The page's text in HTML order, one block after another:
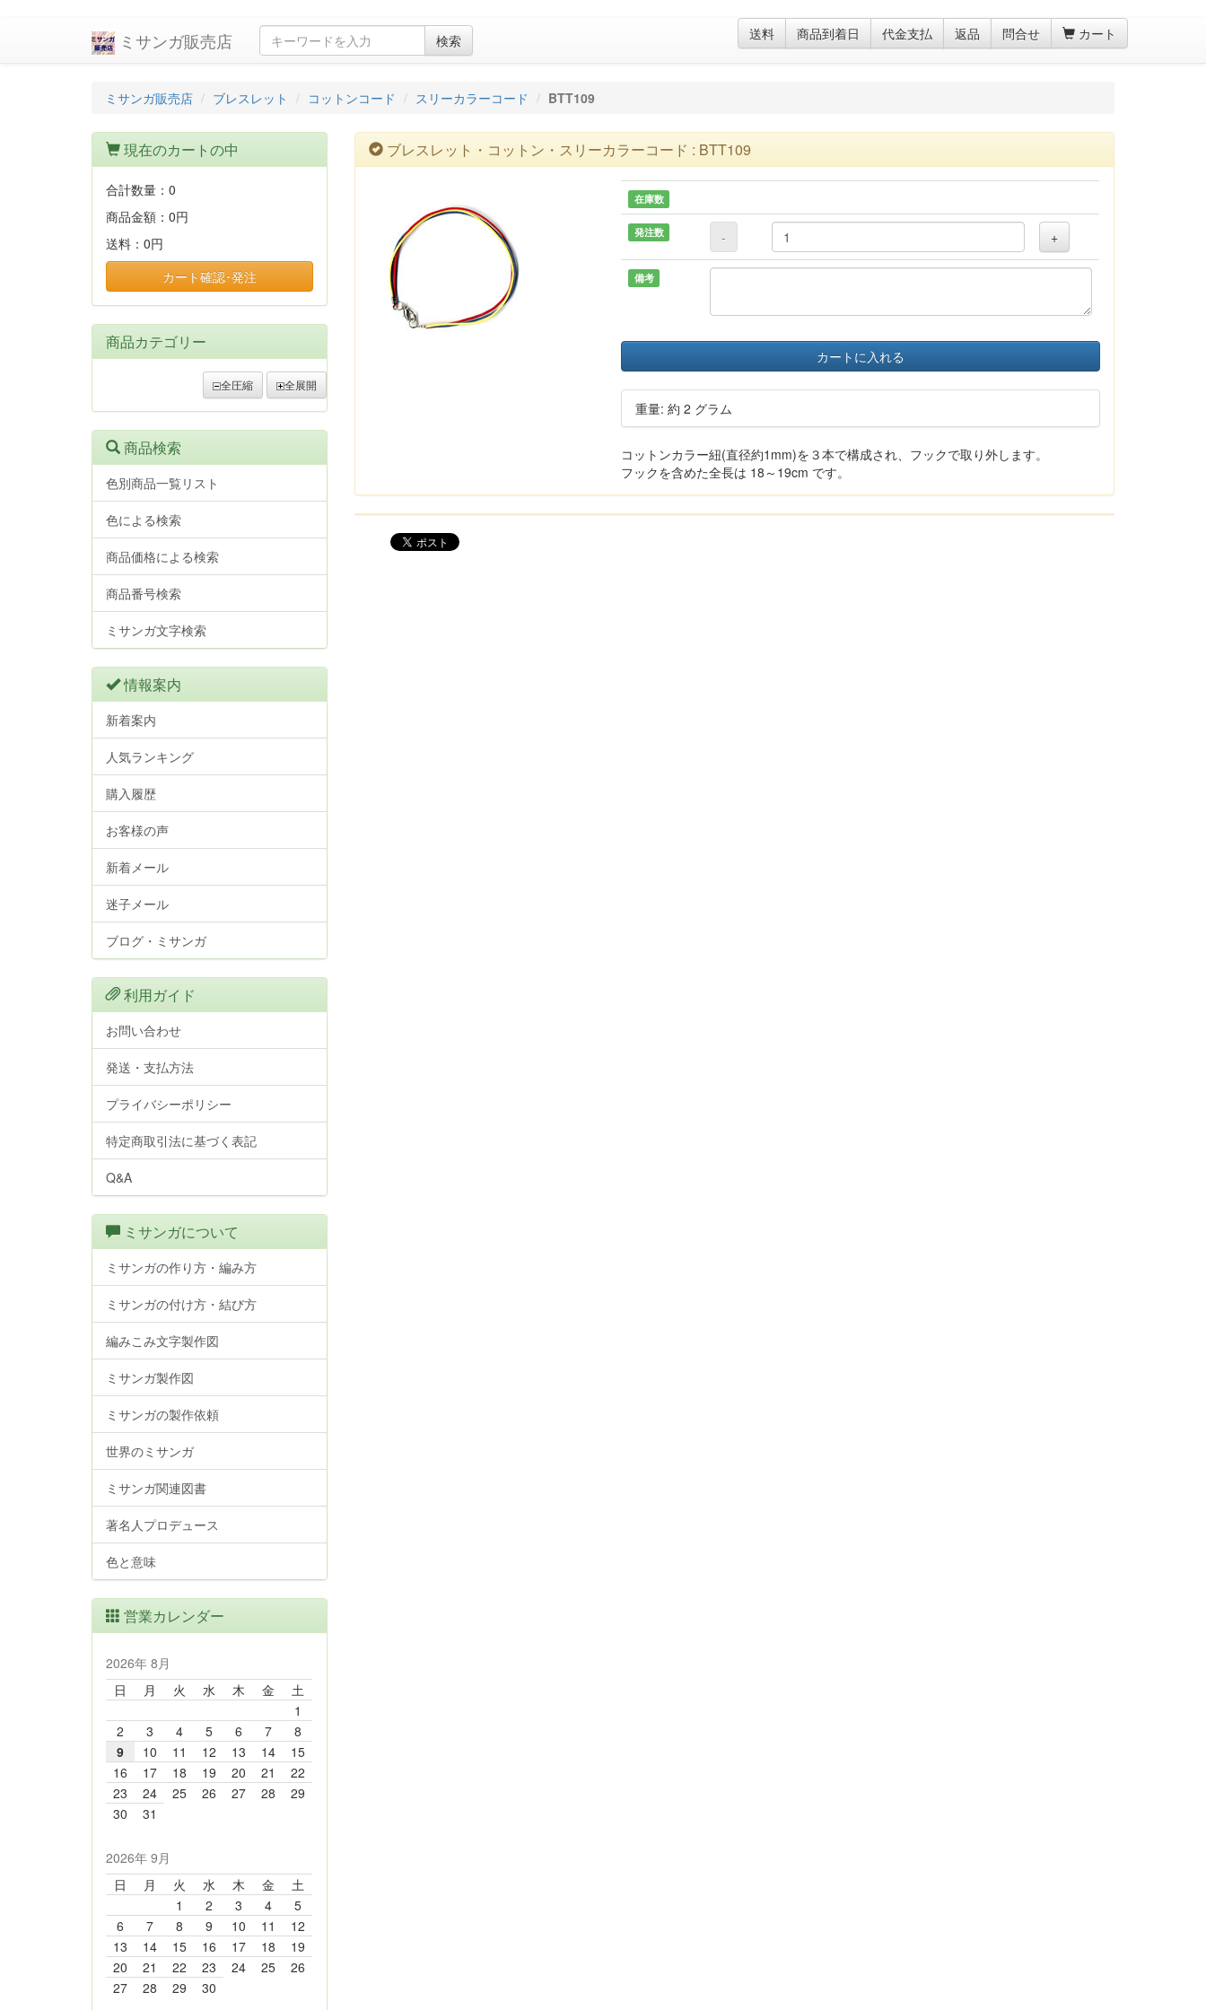
ミサンガ販売店 検索 送料 商品到着日 代金支払 返品 問合せ カート
ミサンガ販売店 ブレスレット コットンコード スリーカラーコード BTT109
ブレスレット・コットン・スリーカラーコード : BTT109
在庫数
発注数 - +
備考
カートに入れる
重量: 約 2 グラム
コットンカラー紐(直径約1mm)を３本で構成され、フックで取り外します。
フックを含めた全長は 18～19cm です。
現在のカートの中
合計数量： 0
商品金額： 0円
送料： 0円
カート確認･発注
商品カテゴリー
全圧縮 全展開
商品検索
色別商品一覧リスト
色による検索
商品価格による検索
商品番号検索
ミサンガ文字検索
情報案内
新着案内
人気ランキング
購入履歴
お客様の声
新着メール
迷子メール
ブログ・ミサンガ
利用ガイド
お問い合わせ
発送・支払方法
プライバシーポリシー
特定商取引法に基づく表記
Q&A
ミサンガについて
ミサンガの作り方・編み方
ミサンガの付け方・結び方
編みこみ文字製作図
ミサンガ製作図
ミサンガの製作依頼
世界のミサンガ
ミサンガ関連図書
著名人プロデュース
色と意味
営業カレンダー
2026年 8月
日
月 火 水 木 金
土
1
2
3 4 5 6 7
8
9
10 11 12 13 14
15
16
17 18 19 20 21
22
23
24 25 26 27 28
29
30
31
2026年 9月
日
月 火 水 木 金
土
1
2 3 4
5
6
7 8 9 10 11
12
13
14 15 16 17 18
19
20
21 22 23 24 25
26
27
28 29 30